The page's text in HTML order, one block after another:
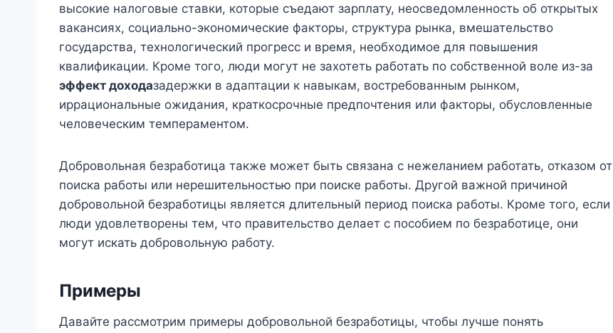
высокие налоговые ставки, которые съедают зарплату, неосведомленность об открытых
вакансиях, социально-экономические факторы, структура рынка, вмешательство
государства, технологический прогресс и время, необходимое для повышения
квалификации. Кроме того, люди могут не захотеть работать по собственной воле из-за
эффект доходазадержки в адаптации к навыкам, востребованным рынком,
иррациональные ожидания, краткосрочные предпочтения или факторы, обусловленные
человеческим темпераментом.
Добровольная безработица также может быть связана с нежеланием работать, отказом от
поиска работы или нерешительностью при поиске работы. Другой важной причиной
добровольной безработицы является длительный период поиска работы. Кроме того, если
люди удовлетворены тем, что правительство делает с пособием по безработице, они
могут искать добровольную работу.
Примеры
Давайте рассмотрим примеры добровольной безработицы, чтобы лучше понять